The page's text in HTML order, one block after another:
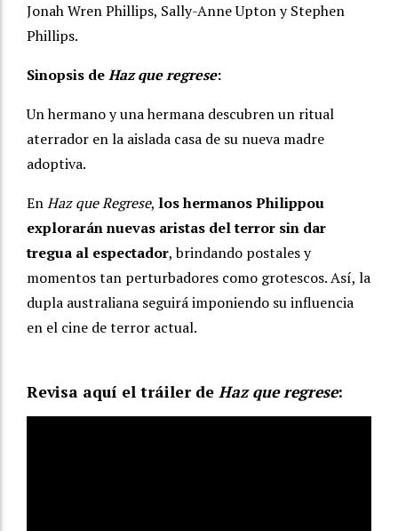
Jonah Wren Phillips, Sally-Anne Upton y Stephen
Phillips.
Sinopsis deHaz que regrese:
Un hermano y una hermana descubren un ritual
aterrador en la aislada casa de su nueva madre
adoptiva.
EnHaz que Regrese, los hermanos Philippou
explorarán nuevas aristas del terror sin dar
tregua al espectador, brindando postales y
momentos tan perturbadores como grotescos. Así, la
dupla australiana seguirá imponiendo su influencia
en el cine de terror actual.
Revisa aquí el tráiler de Haz que regrese: